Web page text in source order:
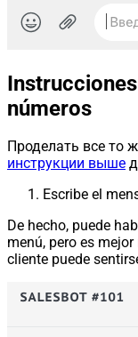
números
Проделать все то
инструкции выше
Escribe el
De hecho, puede
menú, pero es
cliente puede